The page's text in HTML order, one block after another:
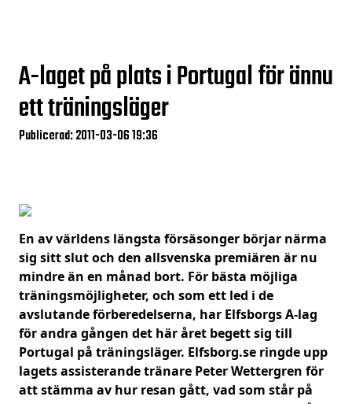
A-laget på plats i Portugal för ännu
ett träningsläger
Publicerad: 2011-03-06 19:36
En av världens längsta försäsonger börjar närma
sig sitt slut och den allsvenska premiären är nu
mindre än en månad bort. För bästa möjliga
träningsmöjligheter, och som ett led i de
avslutande förberedelserna, har Elfsborgs A-lag
för andra gången det här året begett sig till
Portugal på träningsläger. Elfsborg.se ringde upp
lagets assisterande tränare Peter Wettergren för
att stämma av hur resan gått, vad som står på